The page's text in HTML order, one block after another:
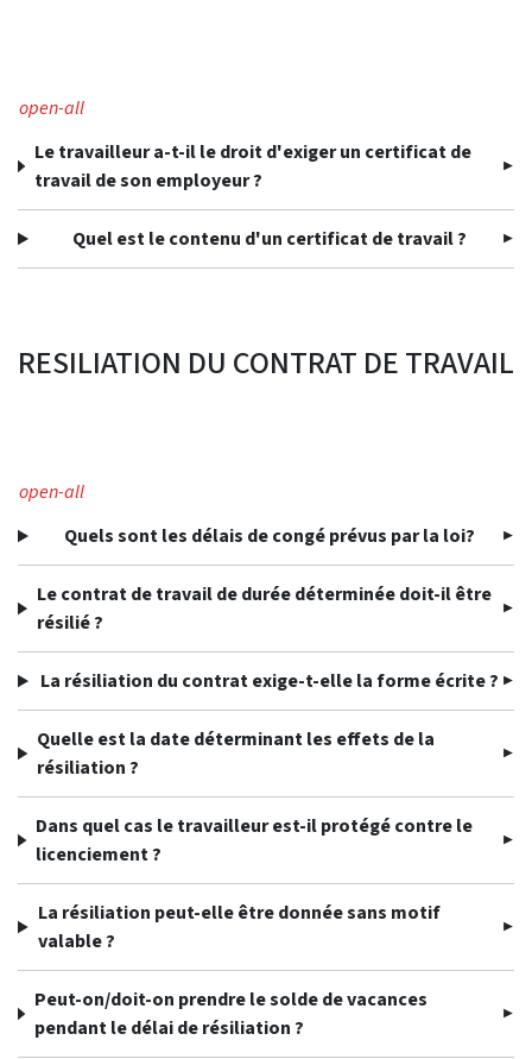
open-all
Le travailleur a-t-il le droit d'exiger un certificat de
travail de son employeur ?
Quel est le contenu d'un certificat de travail ?
RESILIATION DU CONTRAT DE TRAVAIL
open-all
Quels sont les délais de congé prévus par la loi?
Le contrat de travail de durée déterminée doit-il être
résilié ?
La résiliation du contrat exige-t-elle la forme écrite ?
Quelle est la date déterminant les effets de la
résiliation ?
Dans quel cas le travailleur est-il protégé contre le
licenciement ?
La résiliation peut-elle être donnée sans motif
valable ?
Peut-on/doit-on prendre le solde de vacances
pendant le délai de résiliation ?